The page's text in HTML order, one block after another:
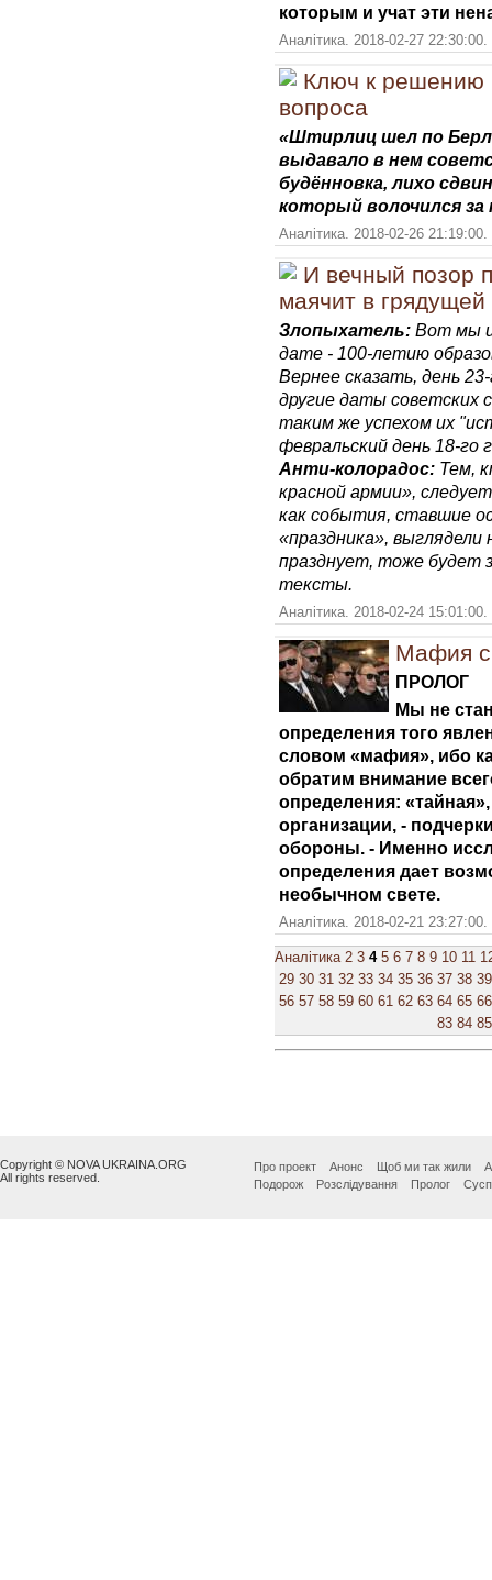
которым и учат эти
Аналітика. 2018-02-27
Ключ к решению
вопроса
«Штирлиц шел по
выдавало в нем
будённовка, лихо
который волочился за
Аналітика. 2018-02-26
И вечный позор
маячит в
Злопыхатель: Вот мы и
дате - 100-летию
Вернее сказать, день
другие даты советских
таким же успехом их
февральский день 18-го
Анти-колорадос: Тем,
красной армии»,
как события, ставшие
«праздника»,
празднует, тоже будет
тексты.
Аналітика. 2018-02-24
Мафия
ПРОЛОГ
Мы не
определения того
словом «мафия», ибо
обратим внимание
определения:
организации, -
обороны. - Именно
определения дает
необычном свете.
Аналітика. 2018-02-21
Аналітика 2 3 4 5 6 7 8 9 10 11
29 30 31 32 33 34 35 36 37 38 39
56 57 58 59 60 61 62 63 64 65 66
83 84 85
Copyright © NOVA UKRAINA.ORG
All rights reserved.
Про проект Анонс Щоб ми так жили
Подорож
Розслідування Пролог